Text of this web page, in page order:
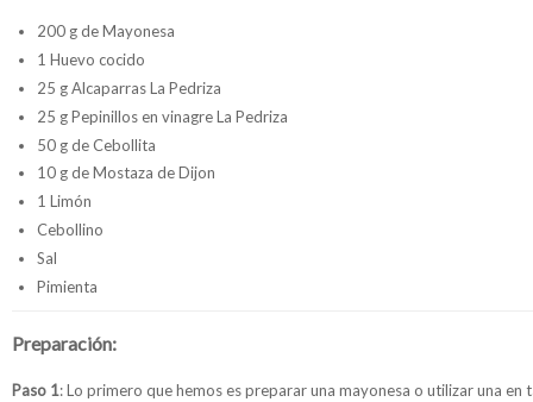
200 g de Mayonesa
1 Huevo cocido
25 g Alcaparras La Pedriza
25 g Pepinillos en vinagre La Pedriza
50 g de Cebollita
10 g de Mostaza de Dijon
1 Limón
Cebollino
Sal
Pimienta
Preparación:
Paso 1: Lo primero que hemos es preparar una mayonesa o utilizar una en